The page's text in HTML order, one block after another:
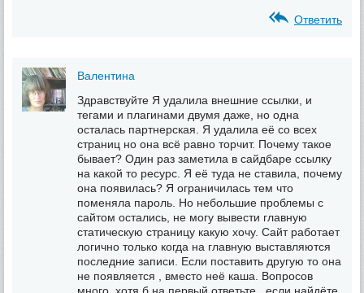
Ответить
Валентина
Здравствуйте Я удалила внешние ссылки, и
тегами и плагинами двумя даже, но одна
осталась партнерская. Я удалила её со всех
страниц но она всё равно торчит. Почему такое
бывает? Один раз заметила в сайдбаре ссылку
на какой то ресурс. Я её туда не ставила, почему
она появилась? Я ограничилась тем что
поменяла пароль. Но небольшие проблемы с
сайтом остались, не могу вывести главную
статическую страницу какую хочу. Сайт работает
логично только когда на главную выставляются
последние записи. Если поставить другую то она
не появляется , вместо неё каша. Вопросов
много, хотя б на первый ответьте , если найдёте